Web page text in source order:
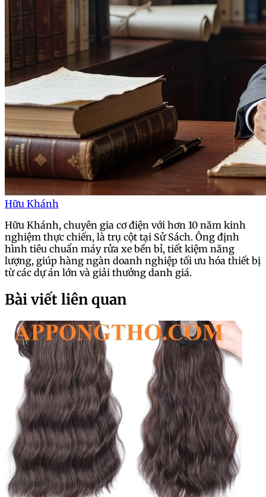
Hữu Khánh
Hữu Khánh, chuyên gia cơ điện với hơn 10 năm kinh
nghiệm thực chiến, là trụ cột tại Sử Sách. Ông định
hình tiêu chuẩn máy rửa xe bền bỉ, tiết kiệm năng
lượng, giúp hàng ngàn doanh nghiệp tối ưu hóa thiết bị
từ các dự án lớn và giải thưởng danh giá.
Bài viết liên quan